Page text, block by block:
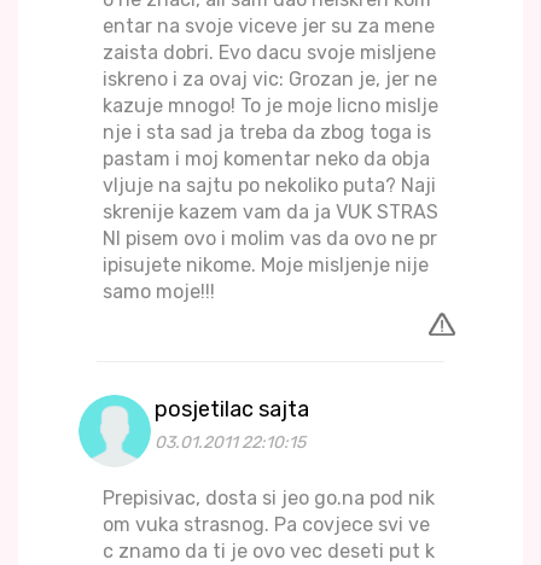
entar na svoje viceve jer su za mene
zaista dobri. Evo dacu svoje misljene
iskreno i za ovaj vic: Grozan je, jer ne
kazuje mnogo! To je moje licno mislje
nje i sta sad ja treba da zbog toga is
pastam i moj komentar neko da obja
vljuje na sajtu po nekoliko puta? Naji
skrenije kazem vam da ja VUK STRAS
NI pisem ovo i molim vas da ovo ne pr
ipisujete nikome. Moje misljenje nije
samo moje!!!
posjetilac sajta
03.01.2011 22:10:15
Prepisivac, dosta si jeo go.na pod nik
om vuka strasnog. Pa covjece svi ve
c znamo da ti je ovo vec deseti put k